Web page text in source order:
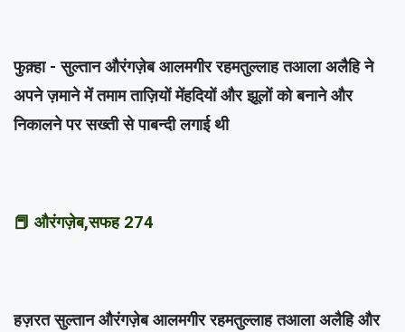
फुक़्हा - सुल्तान औरंगज़ेब आलमगीर रहमतुल्लाह तआला अलैहि ने
अपने ज़माने में तमाम ताज़ियों मेंहदियों और झूलों को बनाने और
निकालने पर सख्ती से पाबन्दी लगाई थी
📕 औरंगज़ेब,सफह 274
हज़रत सुल्तान औरंगज़ेब आलमगीर रहमतुल्लाह तआला अलैहि और